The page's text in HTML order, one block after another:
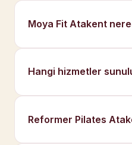
Moya Fit Atakent
Hangi hizmetler
Reformer Pilates